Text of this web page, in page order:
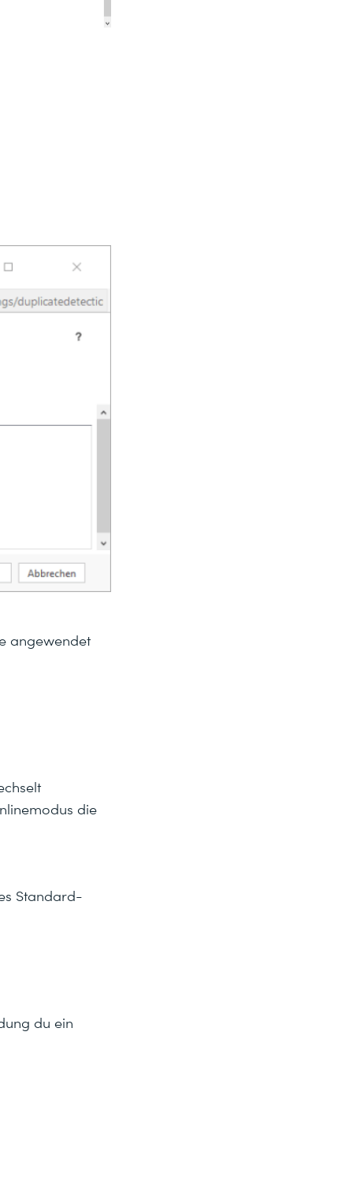
angewendet
die
Standard-
du ein